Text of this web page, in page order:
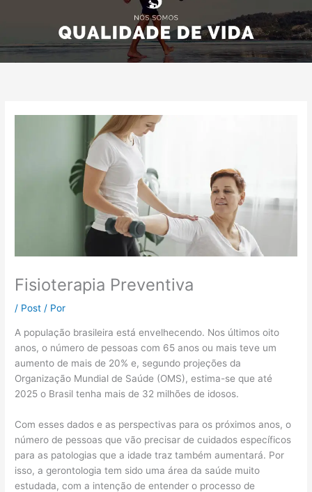
Fisioterapia Preventiva
/ Post / Por
A população brasileira está envelhecendo. Nos últimos oito
anos, o número de pessoas com 65 anos ou mais teve um
aumento de mais de 20% e, segundo projeções da
Organização Mundial de Saúde (OMS), estima-se que até
2025 o Brasil tenha mais de 32 milhões de idosos.
Com esses dados e as perspectivas para os próximos anos, o
número de pessoas que vão precisar de cuidados específicos
para as patologias que a idade traz também aumentará. Por
isso, a gerontologia tem sido uma área da saúde muito
estudada, com a intenção de entender o processo de